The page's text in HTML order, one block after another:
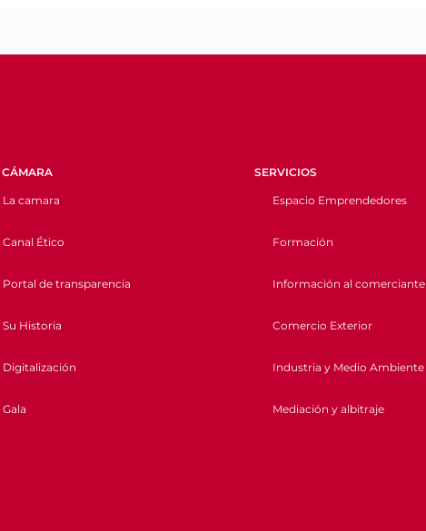
CÁMARA
La camara
Canal Ético
Portal de transparencia
Su Historia
Digitalización
Gala
SERVICIOS
Espacio Emprendedores
Formación
Información al comerciante
Comercio Exterior
Industria y Medio Ambiente
Mediación y albitraje